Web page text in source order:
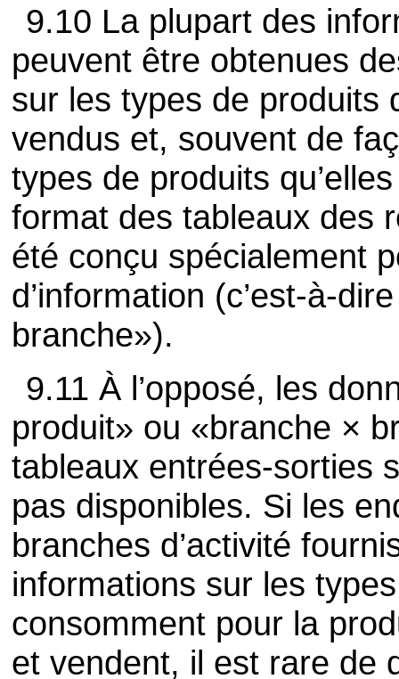
9.10 La plupart des
peuvent être obtenues
sur les types de produits
vendus et, souvent de
types de produits
format des tableaux des
été conçu spécialement
d’information (c’est-à-
branche»).
9.11 À l’opposé, les
produit» ou «branche ×
tableaux entrées-sorties
pas disponibles. Si les
branches d’activité
informations sur les
consomment pour la
et vendent, il est rare de